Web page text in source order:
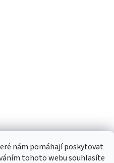
nám pomáhají poskytovat
tohoto webu souhlasíte